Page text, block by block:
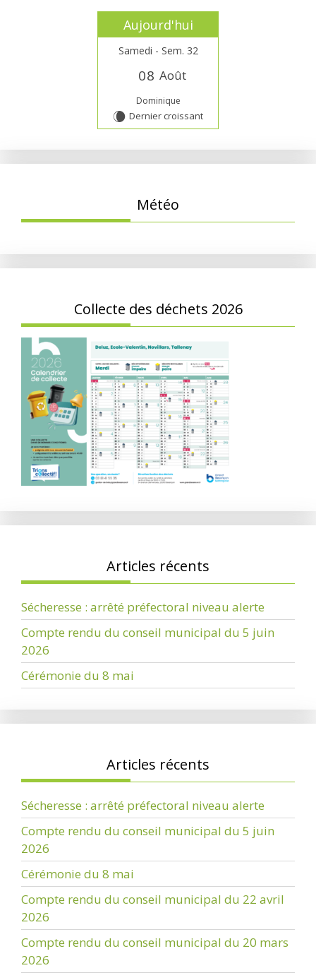
Aujourd'hui
Samedi - Sem. 32
08 Août
Dominique
W Dernier croissant
Météo
Collecte des déchets 2026
Articles récents
Sécheresse : arrêté préfectoral niveau alerte
Compte rendu du conseil municipal du 5 juin
2026
Cérémonie du 8 mai
Articles récents
Sécheresse : arrêté préfectoral niveau alerte
Compte rendu du conseil municipal du 5 juin
2026
Cérémonie du 8 mai
Compte rendu du conseil municipal du 22 avril
2026
Compte rendu du conseil municipal du 20 mars
2026